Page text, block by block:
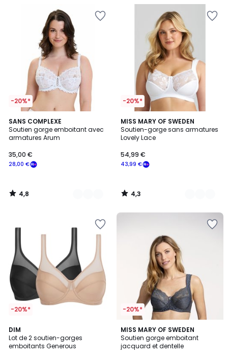
-20%*
SANS COMPLEXE
Soutien gorge emboitant avec
armatures Arum
28,00 €
35,00 €
4,8
/ 5
19
Couleurs
4,8
/
-20%*
MISS MARY OF SWEDEN
Soutien-gorge sans armatures
Lovely Lace
43,99 €
54,99 €
4,3
/ 5
11
Couleurs
4,3
/
-20%*
DIM
Lot de 2 soutien-gorges
emboitants Generous
4,6
/ 5
3
Couleurs
-20%*
MISS MARY OF SWEDEN
Soutien gorge emboitant
jacquard et dentelle
4,5
/ 5
8
Couleurs